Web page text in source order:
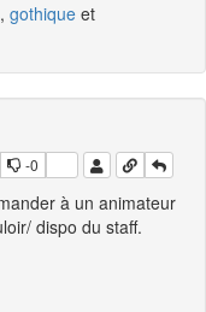
, gothique et
-0
à un animateur
dispo du staff.